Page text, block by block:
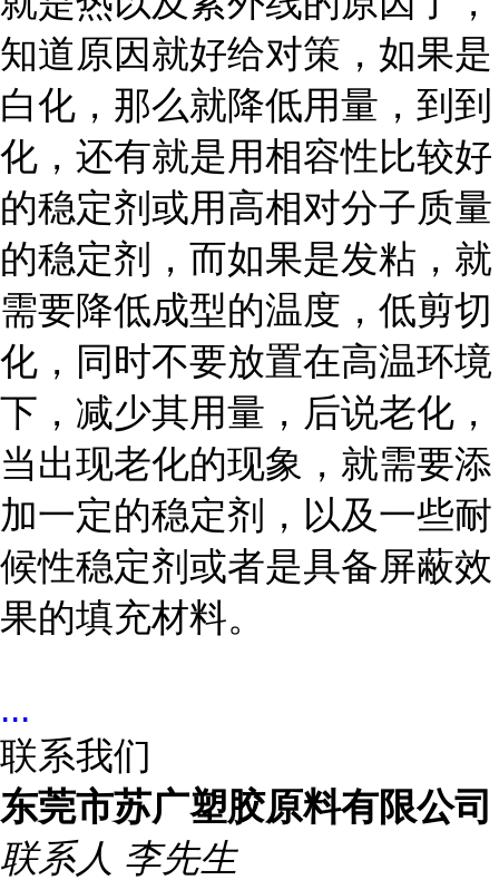
知道原因就好给对策，如果是
白化，那么就降低用量，到到
化，还有就是用相容性比较好
的稳定剂或用高相对分子质量
的稳定剂，而如果是发粘，就
需要降低成型的温度，低剪切
化，同时不要放置在高温环境
下，减少其用量，后说老化，
当出现老化的现象，就需要添
加一定的稳定剂，以及一些耐
候性稳定剂或者是具备屏蔽效
果的填充材料。
...
联系我们
东莞市苏广塑胶原料有限公司
联系人 李先生